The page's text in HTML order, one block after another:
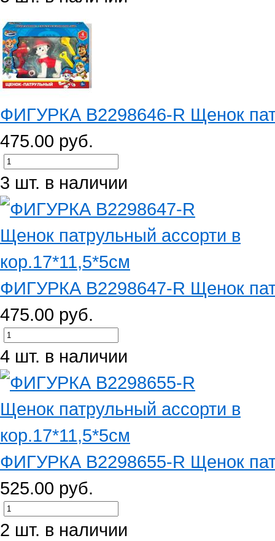
ФИГУРКА B2298646-R Щенок
475.00 руб.
3 шт. в наличии
ФИГУРКА B2298647-R Щенок
475.00 руб.
4 шт. в наличии
ФИГУРКА B2298655-R Щенок
525.00 руб.
2 шт. в наличии